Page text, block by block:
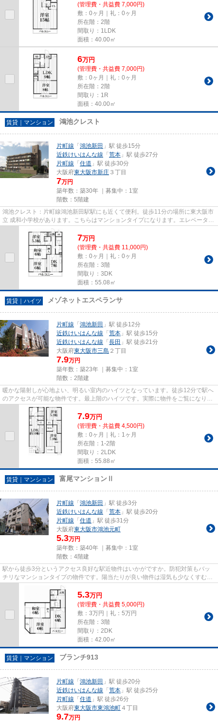
(管理費・共益費 7,000円)
敷：0ヶ月｜礼：0ヶ月
所在階：2階
間取り：1LDK
面積：40.00㎡
6万円
(管理費・共益費 7,000円)
敷：0ヶ月｜礼：0ヶ月
所在階：2階
間取り：1R
面積：40.00㎡
賃貸｜マンション 鴻池クレスト
片町線 「 鴻池新田 」駅 徒歩15分
近鉄けいはんな線 「 荒本 」駅 徒歩27分
片町線 「 住道 」駅 徒歩30分
大阪府東大阪市新庄 ３丁目
7万円
築年数：築30年 ｜募集中： 1室
階数：5階建
鴻池クレスト：片町線鴻池新田駅駅にも近くて便利。徒歩11分の場所に東大阪市
立 成和小学校があります。こちらはマンションタイプになります。エレベーター
付きの物件です。当社スタッ...
7万円
(管理費・共益費 11,000円)
敷：0ヶ月｜礼：0ヶ月
所在階：3階
間取り：3DK
面積：55.08㎡
賃貸｜ハイツ メゾネットエスペランサ
片町線 「 鴻池新田 」駅 徒歩12分
近鉄けいはんな線 「 荒本 」駅 徒歩15分
近鉄けいはんな線 「 長田 」駅 徒歩21分
大阪府東大阪市三島 ２丁目
7.9万円
築年数：築23年 ｜募集中： 1室
階数：2階建
暖かな陽射しが心地よい、明るい室内のハイツとなっています。徒歩12分で駅へ
のアクセスが可能な物件です。最上階のハイツです。実際に物件をご覧になりた
いお客様は、スタッフまでご...
7.9万円
(管理費・共益費 4,500円)
敷：0ヶ月｜礼：1ヶ月
所在階：1-2階
間取り：2LDK
面積：55.88㎡
賃貸｜マンション 富尾マンションⅡ
片町線 「 鴻池新田 」駅 徒歩3分
近鉄けいはんな線 「 荒本 」駅 徒歩20分
片町線 「 住道 」駅 徒歩31分
大阪府東大阪市鴻池元町
5.3万円
築年数：築40年 ｜募集中： 1室
階数：4階建
駅から徒歩3分というアクセス良好な駅近物件はいかがですか。防犯対策もバッ
チリなマンションタイプの物件です。陽当たりが良い物件は湿気も少なくすむの
で清潔さを保てます。東大阪市...
5.3万円
(管理費・共益費 5,000円)
敷：3万円｜礼：5万円
所在階：3階
間取り：2DK
面積：42.00㎡
賃貸｜マンション ブランチ913
片町線 「 鴻池新田 」駅 徒歩20分
近鉄けいはんな線 「 荒本 」駅 徒歩25分
片町線 「 住道 」駅 徒歩26分
大阪府東大阪市東鴻池町 ４丁目
9.7万円